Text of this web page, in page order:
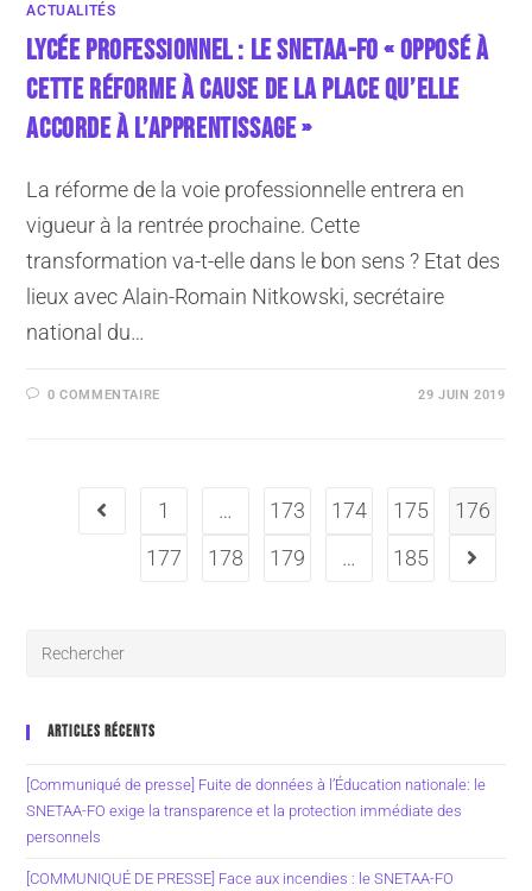
ACTUALITÉS
LYCÉE PROFESSIONNEL : LE SNETAA-FO « OPPOSÉ À
CETTE RÉFORME À CAUSE DE LA PLACE QU’ELLE
ACCORDE À L’APPRENTISSAGE »
La réforme de la voie professionnelle entrera en
vigueur à la rentrée prochaine. Cette
transformation va-t-elle dans le bon sens ? Etat des
lieux avec Alain-Romain Nitkowski, secrétaire
national du…
0 COMMENTAIRE 29 JUIN 2019
1 … 173 174 175
176
177
178 179 … 185
ARTICLES RÉCENTS
[Communiqué de presse] Fuite de données à l’Éducation nationale: le
SNETAA-FO exige la transparence et la protection immédiate des
personnels
[COMMUNIQUÉ DE PRESSE] Face aux incendies : le SNETAA-FO